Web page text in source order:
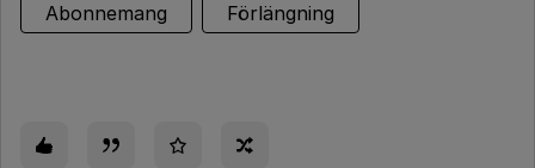
Abonnemang Förlängning